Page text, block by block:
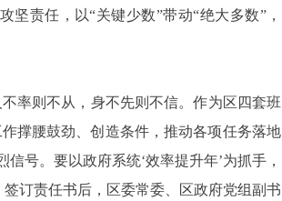
坚责任，以“关键少数”带动“绝大多数”，
率则不从，身不先则不信。作为区四套班
撑腰鼓劲、创造条件，推动各项任务落地
号。要以政府系统‘效率提升年’为抓手，
签订责任书后，区委常委、区政府党组副书